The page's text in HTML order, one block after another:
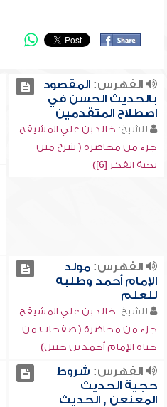
الفهرس:المقصود
بالحديث الحسن في
اصطلاح المتقدمين
للشيخ: خالد بن علي المشيقح
جزء من محاضرة ( شرح متن
نخبة الفكر [6])
الفهرس:مولد
الإمام أحمد وطلبه
للعلم
للشيخ: خالد بن علي المشيقح
جزء من محاضرة ( صفحات من
حياة الإمام أحمد بن حنبل)
الفهرس: شروط
حجية الحديث
المعنعن , الحديث